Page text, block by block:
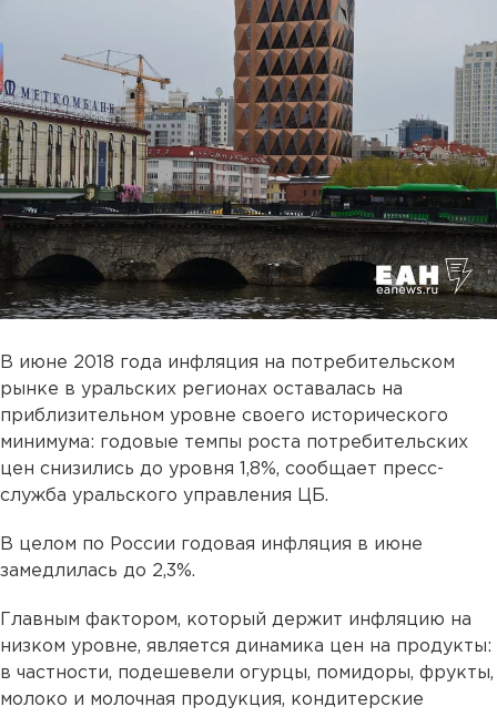
В июне 2018 года инфляция на потребительском
рынке в уральских регионах оставалась на
приблизительном уровне своего исторического
минимума: годовые темпы роста потребительских
цен снизились до уровня 1,8%, сообщает пресс-
служба уральского управления ЦБ.
В целом по России годовая инфляция в июне
замедлилась до 2,3%.
Главным фактором, который держит инфляцию на
низком уровне, является динамика цен на продукты:
в частности, подешевели огурцы, помидоры, фрукты,
молоко и молочная продукция, кондитерские